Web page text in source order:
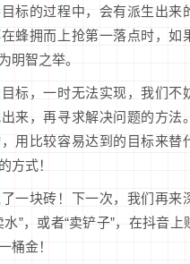
标的过程中，会有派生出来
蜂拥而上抢第一落点时，如
明智之举。
标，一时无法实现，我们不
来，再寻求解决问题的方法
用比较容易达到的目标来替
方式！
一块砖！下一次，我们再来
”，或者“卖铲子”，在抖音上
桶金！